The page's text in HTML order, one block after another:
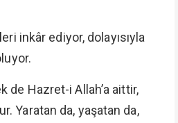
inkâr ediyor, dolayısıyla
de Hazret-i Allah’a aittir,
Yaratan da, yaşatan da,